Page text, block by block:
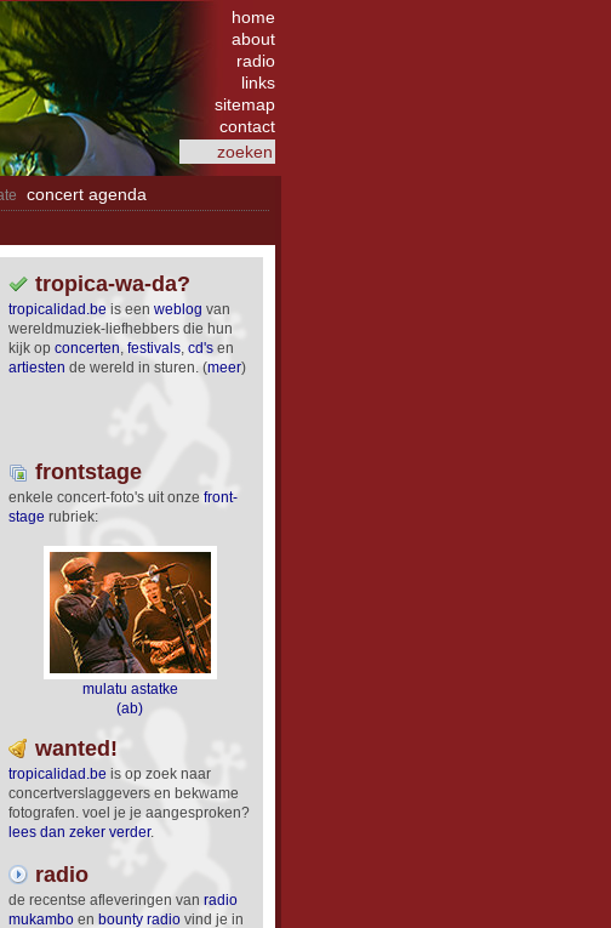
home
about
radio
links
sitemap
contact
concert agenda
tropica-wa-da?
tropicalidad.be is een weblog van
wereldmuziek-liefhebbers die hun
kijk op concerten, festivals, cd's en
artiesten de wereld in sturen. (meer)
frontstage
enkele concert-foto's uit onze front­
stage rubriek:
mulatu astatke
(ab)
wanted!
tropicalidad.be is op zoek naar
concert­verslag­gevers en bekwame
foto­grafen. voel je je aan­ge­spro­ken?
lees dan zeker verder.
radio
de recentse afleveringen van radio
mukambo en bounty radio vind je in